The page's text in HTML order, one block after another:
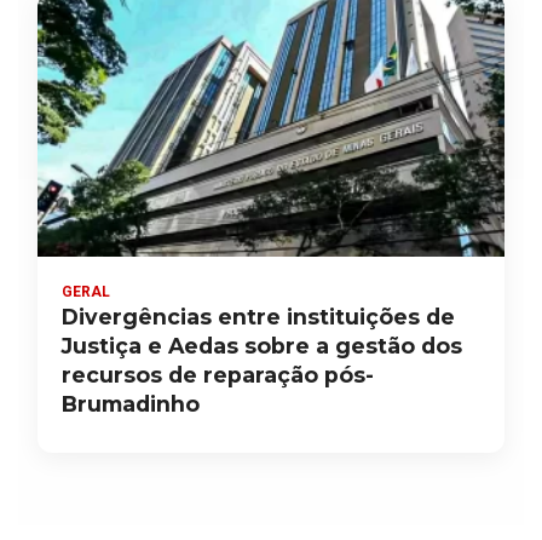
GERAL
Divergências entre instituições de
Justiça e Aedas sobre a gestão dos
recursos de reparação pós-
Brumadinho